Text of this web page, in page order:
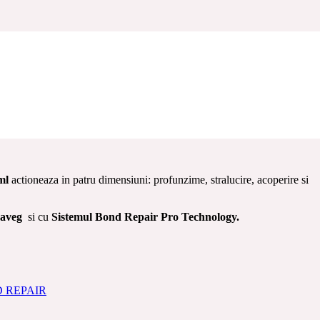
TECHNOLOGY 9.0 N BLOND
actioneaza in patru dimensiuni: profunzime, stralucire, acoperire si
si cu Sistemul Bond Repair Pro Technology.
REPAIR